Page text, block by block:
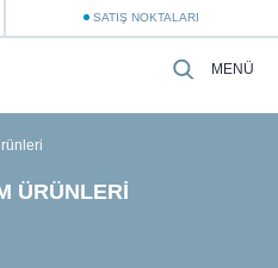
SATIŞ NOKTALARI
MENÜ
ÜRÜNLERI